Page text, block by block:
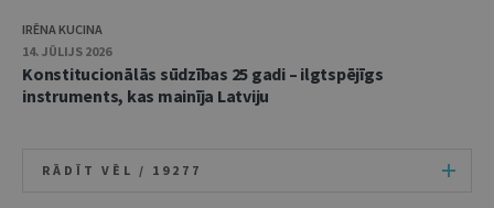
IRĒNA KUCINA
14. JŪLIJS 2026
Konstitucionālās sūdzības 25 gadi – ilgtspējīgs
instruments, kas mainīja Latviju
RĀDĪT VĒL / 19277